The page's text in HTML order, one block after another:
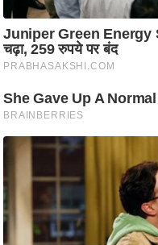
र
स
क्षा
ध
र्म
ज्यो
ति
ष